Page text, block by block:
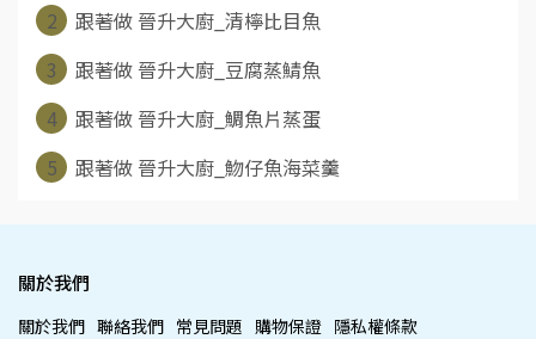
2
跟著做 晉升大廚_清檸比目魚
3
跟著做 晉升大廚_豆腐蒸鯖魚
4
跟著做 晉升大廚_鯛魚片蒸蛋
5
跟著做 晉升大廚_魩仔魚海菜羹
關於我們
關於我們 聯絡我們 常見問題 購物保證 隱私權條款